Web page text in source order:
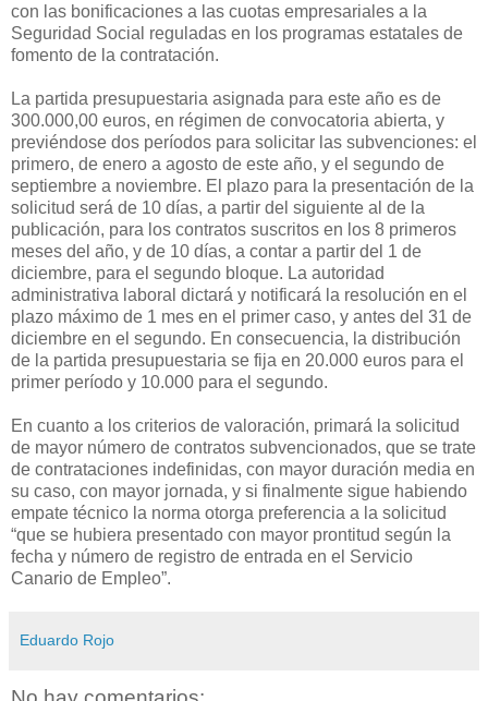
con las bonificaciones a las cuotas empresariales a la
Seguridad Social reguladas en los programas estatales de
fomento de la contratación.
La partida presupuestaria asignada para este año es de
300.000,00 euros, en régimen de convocatoria abierta, y
previéndose dos períodos para solicitar las subvenciones: el
primero, de enero a agosto de este año, y el segundo de
septiembre a noviembre. El plazo para la presentación de la
solicitud será de 10 días, a partir del siguiente al de la
publicación, para los contratos suscritos en los 8 primeros
meses del año, y de 10 días, a contar a partir del 1 de
diciembre, para el segundo bloque. La autoridad
administrativa laboral dictará y notificará la resolución en el
plazo máximo de 1 mes en el primer caso, y antes del 31 de
diciembre en el segundo. En consecuencia, la distribución
de la partida presupuestaria se fija en 20.000 euros para el
primer período y 10.000 para el segundo.
En cuanto a los criterios de valoración, primará la solicitud
de mayor número de contratos subvencionados, que se trate
de contrataciones indefinidas, con mayor duración media en
su caso, con mayor jornada, y si finalmente sigue habiendo
empate técnico la norma otorga preferencia a la solicitud
“que se hubiera presentado con mayor prontitud según la
fecha y número de registro de entrada en el Servicio
Canario de Empleo”.
Eduardo Rojo